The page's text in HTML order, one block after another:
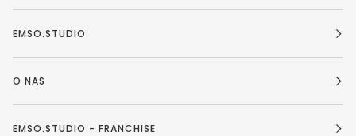
EMSO.STUDIO
O NAS
EMSO.STUDIO - FRANCHISE